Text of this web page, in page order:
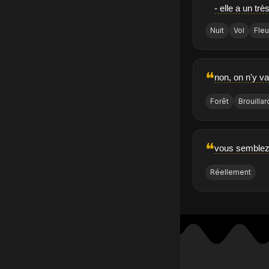
- elle a un
Nuit Vol
❝non, on n'y
Forêt
❝vous
Réellement